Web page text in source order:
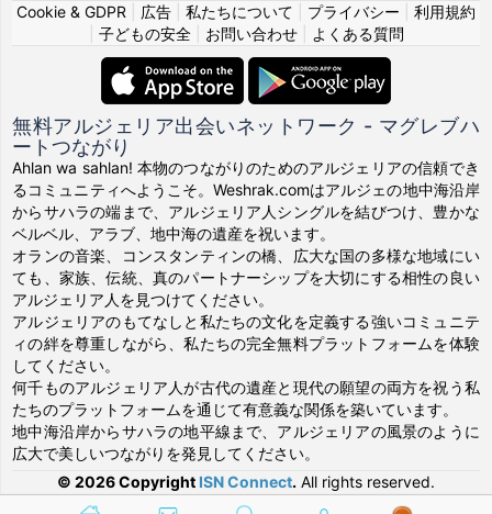
Cookie & GDPR
広告 私たちについて プライバシー
利用規約
子どもの安全| お問い合わせ| よくある質問
無料アルジェリア出会いネットワーク - マグレブハ
ートつながり
Ahlan wa sahlan! 本物のつながりのためのアルジェリアの信頼でき
るコミュニティへようこそ。Weshrak.comはアルジェの地中海沿岸
からサハラの端まで、アルジェリア人シングルを結びつけ、豊かな
ベルベル、アラブ、地中海の遺産を祝います。
オランの音楽、コンスタンティンの橋、広大な国の多様な地域にい
ても、家族、伝統、真のパートナーシップを大切にする相性の良い
アルジェリア人を見つけてください。
アルジェリアのもてなしと私たちの文化を定義する強いコミュニテ
ィの絆を尊重しながら、私たちの完全無料プラットフォームを体験
してください。
何千ものアルジェリア人が古代の遺産と現代の願望の両方を祝う私
たちのプラットフォームを通じて有意義な関係を築いています。
地中海沿岸からサハラの地平線まで、アルジェリアの風景のように
広大で美しいつながりを発見してください。
© 2026 Copyright ISN Connect. All rights reserved.